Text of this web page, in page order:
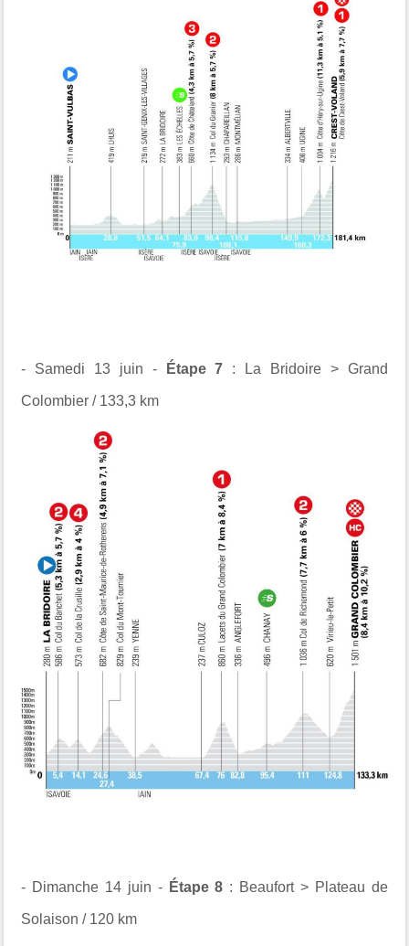
- Samedi 13 juin - Étape 7 : La Bridoire > Grand
Colombier / 133,3 km
- Dimanche 14 juin - Étape 8 : Beaufort > Plateau de
Solaison / 120 km